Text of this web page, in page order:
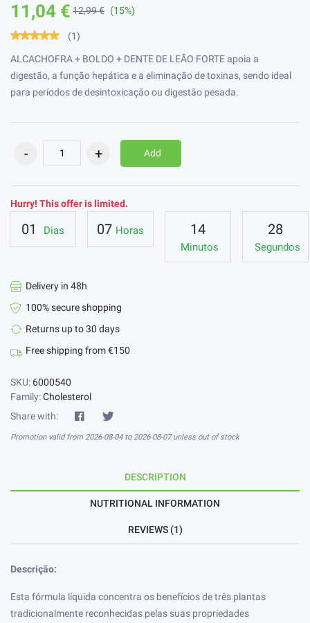
11,04 € 12,99 € (15%)
(1)
ALCACHOFRA + BOLDO + DENTE DE LEÃO FORTE apoia a
digestão, a função hepática e a eliminação de toxinas, sendo ideal
para períodos de desintoxicação ou digestão pesada.
Add
Hurry! This offer is limited.
01 Dias 07 Horas 14
Minutos
27
Segundos
Delivery in 48h
100% secure shopping
Returns up to 30 days
Free shipping from €150
SKU: 6000540
Family:Cholesterol
Share with:
Promotion valid from 2026-08-04 to 2026-08-07 unless out of stock
DESCRIPTION
NUTRITIONAL INFORMATION
REVIEWS (1)
Descrição:
Esta fórmula líquida concentra os benefícios de três plantas
tradicionalmente reconhecidas pelas suas propriedades